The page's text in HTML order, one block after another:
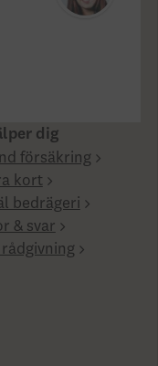
dig
försäkring
kort
bedrägeri
& svar
rådgivning